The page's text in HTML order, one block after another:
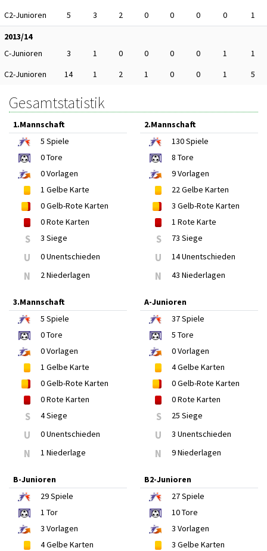
C2-Junioren
5 3 2 0 0 0 0
1
2013/14
C-Junioren
3 1 0 0 0 0 1
1
C2-Junioren
14 1 2 1 0 0 1 5
Gesamtstatistik
1.Mannschaft
5 Spiele
0Tore
0Vorlagen
1 Gelbe Karte
0Gelb-Rote Karten
0Rote Karten
S 3 Siege
U 0 Unentschieden
N 2 Niederlagen
2.Mannschaft
130Spiele
8 Tore
9Vorlagen
22Gelbe Karten
3 Gelb-Rote Karten
1 Rote Karte
S 73 Siege
U 14 Unentschieden
N 43 Niederlagen
3.Mannschaft
5 Spiele
0Tore
0Vorlagen
1 Gelbe Karte
0Gelb-Rote Karten
0Rote Karten
S 4 Siege
U 0 Unentschieden
N 1 Niederlage
A-Junioren
37Spiele
5 Tore
0Vorlagen
4Gelbe Karten
0Gelb-Rote Karten
0Rote Karten
S 25 Siege
U 3 Unentschieden
N 9 Niederlagen
B-Junioren
29Spiele
1 Tor
3 Vorlagen
4Gelbe Karten
B2-Junioren
27Spiele
10Tore
3 Vorlagen
3 Gelbe Karten